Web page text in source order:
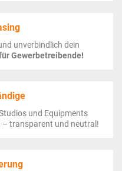
unverbindlich dein
Gewerbetreibende!
und Equipments
– transparent und neutral!